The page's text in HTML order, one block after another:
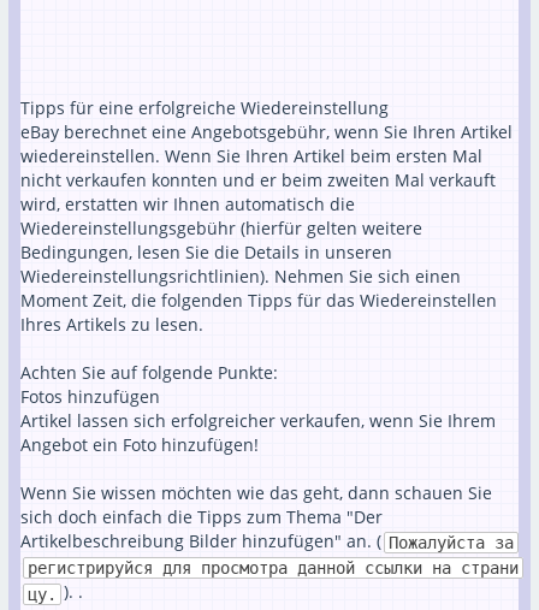
Tipps für eine erfolgreiche Wiedereinstellung
eBay berechnet eine Angebotsgebühr, wenn Sie Ihren Artikel
wiedereinstellen. Wenn Sie Ihren Artikel beim ersten Mal
nicht verkaufen konnten und er beim zweiten Mal verkauft
wird, erstatten wir Ihnen automatisch die
Wiedereinstellungsgebühr (hierfür gelten weitere
Bedingungen, lesen Sie die Details in unseren
Wiedereinstellungsrichtlinien). Nehmen Sie sich einen
Moment Zeit, die folgenden Tipps für das Wiedereinstellen
Ihres Artikels zu lesen.
Achten Sie auf folgende Punkte:
Fotos hinzufügen
Artikel lassen sich erfolgreicher verkaufen, wenn Sie Ihrem
Angebot ein Foto hinzufügen!
Wenn Sie wissen möchten wie das geht, dann schauen Sie
sich doch einfach die Tipps zum Thema "Der
Artikelbeschreibung Bilder hinzufügen" an. ( Пожалуйста за
регистрируйся для просмотра данной ссылки на страни
цу. ). .